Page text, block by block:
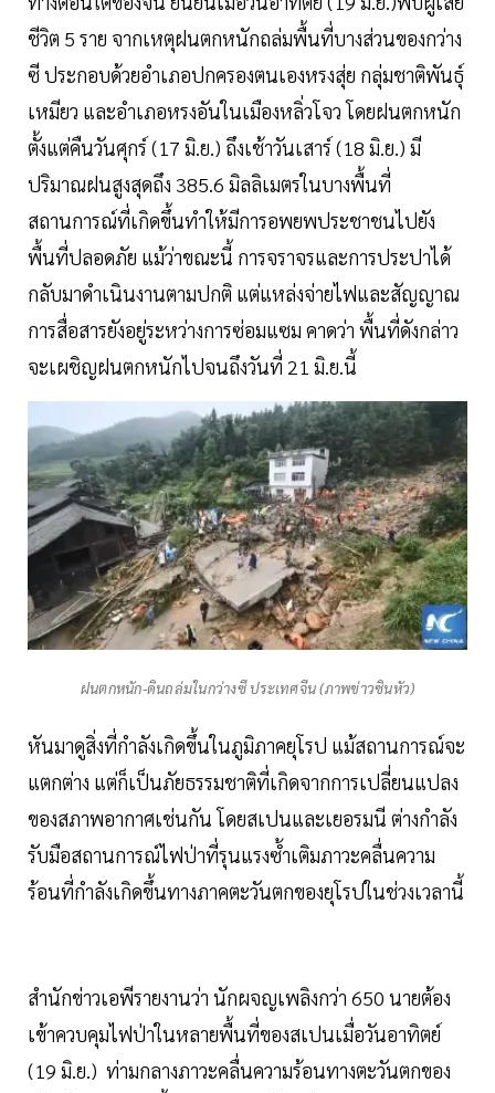
ชีวิต 5 ราย จากเหตุฝนตกหนักถล่มพื้นที่บางส่วนของกว่าง
ซี ประกอบด้วยอำเภอปกครองตนเองหรงสุ่ย กลุ่มชาติพันธุ์
เหมียว และอำเภอหรงอันในเมืองหลิ่วโจว โดยฝนตกหนัก
ตั้งแต่คืนวันศุกร์ (17 มิ.ย.) ถึงเช้าวันเสาร์ (18 มิ.ย.) มี
ปริมาณฝนสูงสุดถึง 385.6 มิลลิเมตรในบางพื้นที่
สถานการณ์ที่เกิดขึ้นทำให้มีการอพยพประชาชนไปยัง
พื้นที่ปลอดภัย แม้ว่าขณะนี้ การจราจรและการประปาได้
กลับมาดำเนินงานตามปกติ แต่แหล่งจ่ายไฟและสัญญาณ
การสื่อสารยังอยู่ระหว่างการซ่อมแซม คาดว่า พื้นที่ดังกล่าว
จะเผชิญฝนตกหนักไปจนถึงวันที่ 21 มิ.ย.นี้
ฝนตกหนัก-ดินถล่มในกว่างซี ประเทศจีน (ภาพข่าวซินหัว)
หันมาดูสิ่งที่กำลังเกิดขึ้นในภูมิภาคยุโรป แม้สถานการณ์จะ
แตกต่าง แต่ก็เป็นภัยธรรมชาติที่เกิดจากการเปลี่ยนแปลง
ของสภาพอากาศเช่นกัน โดยสเปนและเยอรมนี ต่างกำลัง
รับมือสถานการณ์ไฟป่าที่รุนแรงซ้ำเติมภาวะคลื่นความ
ร้อนที่กำลังเกิดขึ้นทางภาคตะวันตกของยุโรปในช่วงเวลานี้
สำนักข่าวเอพีรายงานว่า นักผจญเพลิงกว่า 650 นายต้อง
เข้าควบคุมไฟป่าในหลายพื้นที่ของสเปนเมื่อวันอาทิตย์
(19 มิ.ย.) ท่ามกลางภาวะคลื่นความร้อนทางตะวันตกของ